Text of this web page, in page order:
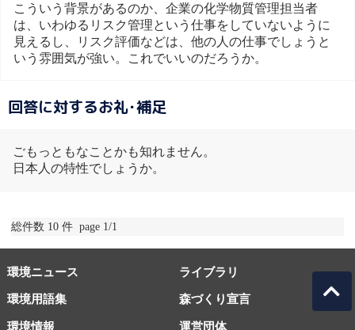
こういう背景があるのか、企業の化学物質管理担当者
は、いわゆるリスク管理という仕事をしていないように
見えるし、リスク評価などは、他の人の仕事でしょうと
いう雰囲気が強い。これでいいのだろうか。
回答に対するお礼･補足
ごもっともなことかも知れません。
日本人の特性でしょうか。
総件数 10 件 page 1/1
環境ニュース ライブラリ
環境用語集 森づくり宣言
環境情報 運営団体